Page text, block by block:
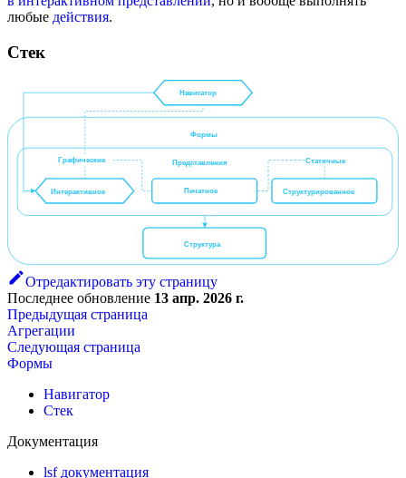
любые действия.
Стек
Навигатор
Формы
Интерактивное
Представления
Печатное Структурированное
Графические Статичные
Структура
Отредактировать эту страницу
Последнее обновление 13 апр. 2026 г.
Предыдущая страница
Агрегации
Следующая страница
Формы
Навигатор
Стек
Документация
lsf документация